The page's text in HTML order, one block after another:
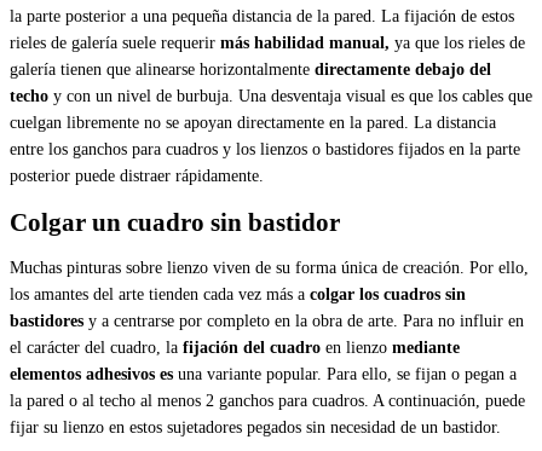
la parte posterior a una pequeña distancia de la pared. La fijación de estos
rieles de galería suele requerir más habilidad manual, ya que los rieles de
galería tienen que alinearse horizontalmente directamente debajo del
techo y con un nivel de burbuja. Una desventaja visual es que los cables que
cuelgan libremente no se apoyan directamente en la pared. La distancia
entre los ganchos para cuadros y los lienzos o bastidores fijados en la parte
posterior puede distraer rápidamente.
Colgar un cuadro sin bastidor
Muchas pinturas sobre lienzo viven de su forma única de creación. Por ello,
los amantes del arte tienden cada vez más a colgar los cuadros sin
bastidores y a centrarse por completo en la obra de arte. Para no influir en
el carácter del cuadro, la fijación del cuadro en lienzo mediante
elementos adhesivos es una variante popular. Para ello, se fijan o pegan a
la pared o al techo al menos 2 ganchos para cuadros. A continuación, puede
fijar su lienzo en estos sujetadores pegados sin necesidad de un bastidor.